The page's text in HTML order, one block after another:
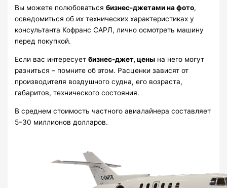
Вы можете полюбоватьсябизнес-джетами на фото,
осведомиться об их технических характеристиках у
консультанта Кофранс САРЛ, лично осмотреть машину
перед покупкой.
Если вас интересуетбизнес-джет, цены на него могут
разниться – помните об этом. Расценки зависят от
производителя воздушного судна, его возраста,
габаритов, технического состояния.
В среднем стоимость частного авиалайнера составляет
5–30 миллионов долларов.